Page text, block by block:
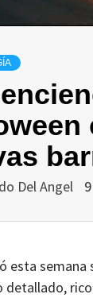
Del Angel
esta semana
detallado,